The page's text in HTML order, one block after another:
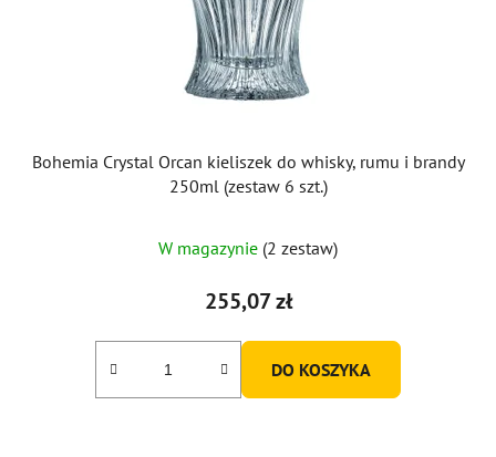
Bohemia Crystal Orcan kieliszek do whisky, rumu i brandy
250ml (zestaw 6 szt.)
W magazynie (2 zestaw)
255,07 zł
DO KOSZYKA